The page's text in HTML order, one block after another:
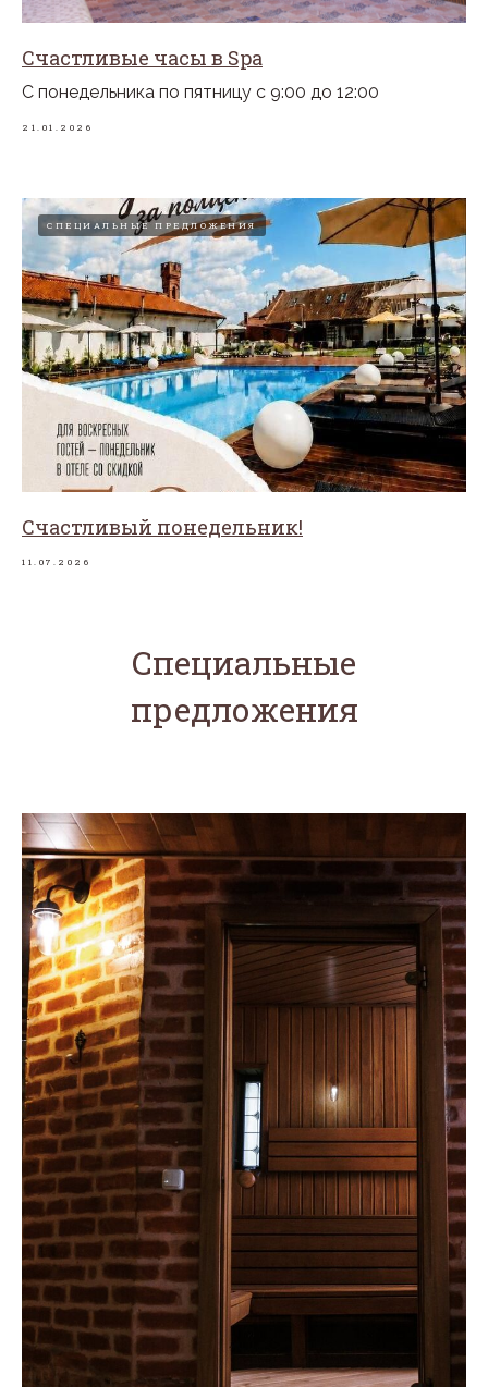
Счастливые часы в Spa
С понедельника по пятницу с 9:00 до 12:00
21.01.2026
СПЕЦИАЛЬНЫЕ ПРЕДЛОЖЕНИЯ
Счастливый понедельник!
11.07.2026
Специальные
предложения